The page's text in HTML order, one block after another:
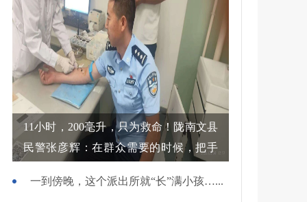
11小时，200毫升，只为救命！陇南文县
民警张彦辉：在群众需要的时候，把手
一到傍晚，这个派出所就“长”满小孩…...